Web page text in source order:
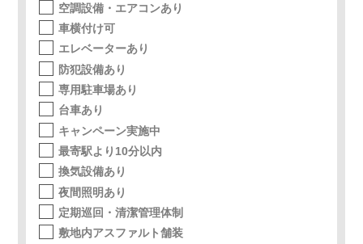
空調設備・エアコンあり
車横付け可
エレベーターあり
防犯設備あり
専用駐車場あり
台車あり
キャンペーン実施中
最寄駅より10分以内
換気設備あり
夜間照明あり
定期巡回・清潔管理体制
敷地内アスファルト舗装